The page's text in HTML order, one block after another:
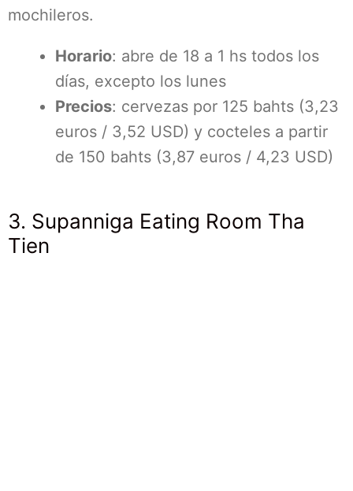
mochileros.
Horario: abre de 18 a 1 hs todos los
días, excepto los lunes
Precios: cervezas por 125 bahts (3,23
euros / 3,52 USD) y cocteles a partir
de 150 bahts (3,87 euros / 4,23 USD)
3. Supanniga Eating Room Tha
Tien